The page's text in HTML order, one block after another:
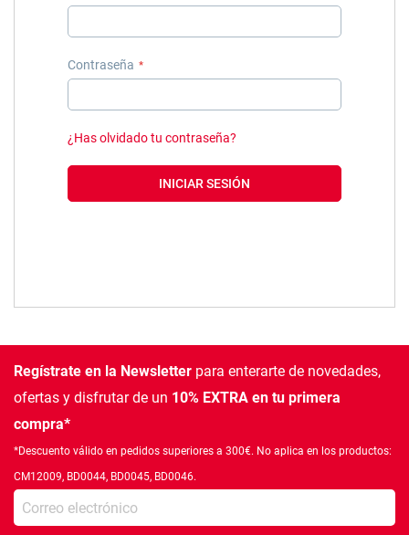
Contraseña
¿Has olvidado tu contraseña?
INICIAR SESIÓN
Regístrate en la Newsletter para enterarte de novedades,
ofertas y disfrutar de un 10% EXTRA en tu primera
compra*
*Descuento válido en pedidos superiores a 300€. No aplica en los productos:
CM12009, BD0044, BD0045, BD0046.
Introduce tu e-mail